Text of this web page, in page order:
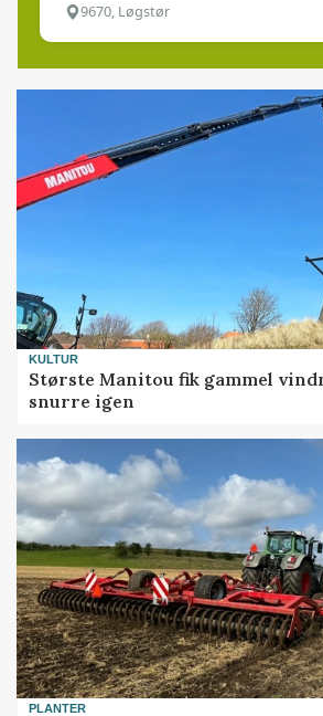
9670, Løgstør
KULTUR
Største Manitou fik gammel
snurre igen
PLANTER